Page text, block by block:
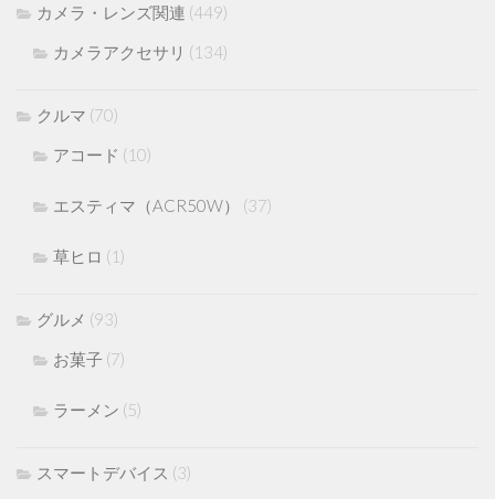
カメラ・レンズ関連 (449)
カメラアクセサリ (134)
クルマ (70)
アコード (10)
エスティマ（ACR50W） (37)
草ヒロ (1)
グルメ (93)
お菓子 (7)
ラーメン (5)
スマートデバイス (3)